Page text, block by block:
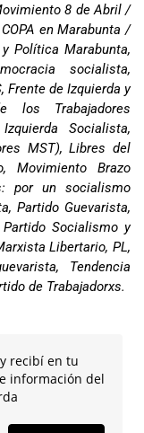
8 de Abril /
en Marabunta /
Política Marabunta,
socialista,
Frente de Izquierda y
los Trabajadores
Socialista,
MST), Libres del
Movimiento Brazo
por un socialismo
Partido Guevarista,
Socialismo y
Libertario, PL,
Tendencia
de Trabajadorxs.
recibí en tu
información del